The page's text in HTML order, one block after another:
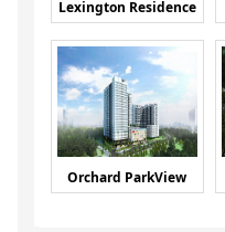
Lexington Residence
Orchard ParkView